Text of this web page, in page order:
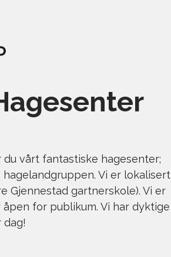
vårt fantastiske hagesenter;
Vi er lokalisert
Gjennestad gartnerskole). Vi er
for publikum. Vi har dyktige